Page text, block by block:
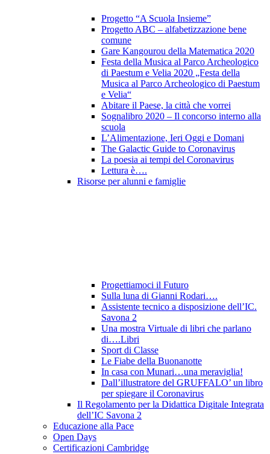
Progetto “A Scuola Insieme”
Progetto ABC – alfabetizzazione bene
comune
Gare Kangourou della Matematica 2020
Festa della Musica al Parco Archeologico
di Paestum e Velia 2020 „Festa della
Musica al Parco Archeologico di Paestum
e Velia“
Abitare il Paese, la città che vorrei
Sognalibro 2020 – Il concorso interno alla
scuola
L’Alimentazione, Ieri Oggi e Domani
The Galactic Guide to Coronavirus
La poesia ai tempi del Coronavirus
Lettura è….
Risorse per alunni e famiglie
Progettiamoci il Futuro
Sulla luna di Gianni Rodari….
Assistente tecnico a disposizione dell’IC.
Savona 2
Una mostra Virtuale di libri che parlano
di….Libri
Sport di Classe
Le Fiabe della Buonanotte
In casa con Munari…una meraviglia!
Dall’illustratore del GRUFFALO’ un libro
per spiegare il Coronavirus
Il Regolamento per la Didattica Digitale Integrata
dell’IC Savona 2
Educazione alla Pace
Open Days
Certificazioni Cambridge